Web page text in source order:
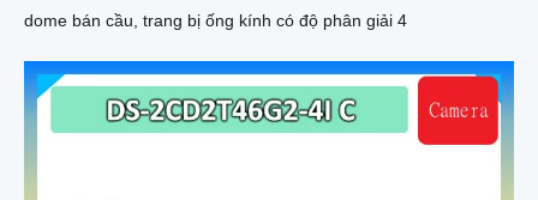
dome bán cầu, trang bị ống kính có độ phân giải 4